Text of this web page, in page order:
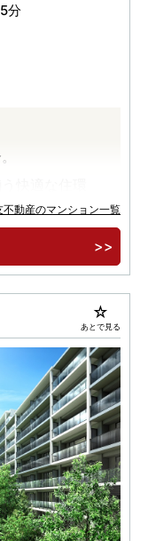
分
快適な住環
テルライクな
不動産のマンション一覧
あとで見る